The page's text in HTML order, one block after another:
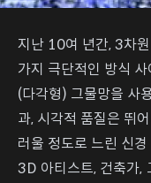
지난 10여 년간, 3차
가지 극단적인 방식
(다각형) 그물망을
과, 시각적 품질은 뛰
러울 정도로 느린 신
3D 아티스트, 건축가,